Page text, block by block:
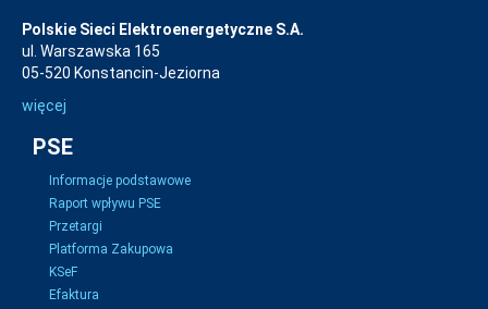
Polskie Sieci Elektroenergetyczne S.A.
ul. Warszawska 165
05-520 Konstancin-Jeziorna
więcej
PSE
Informacje podstawowe
Raport wpływu PSE
Przetargi
Platforma Zakupowa
KSeF
Efaktura